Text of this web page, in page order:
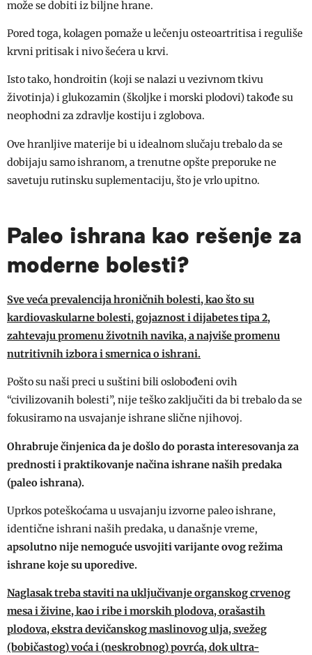
može se dobiti iz biljne hrane.
Pored toga, kolagen pomaže u lečenju osteoartritisa i reguliše
krvni pritisak i nivo šećera u krvi.
Isto tako, hondroitin (koji se nalazi u vezivnom tkivu
životinja) i glukozamin (školjke i morski plodovi) takođe su
neophodni za zdravlje kostiju i zglobova.
Ove hranljive materije bi u idealnom slučaju trebalo da se
dobijaju samo ishranom, a trenutne opšte preporuke ne
savetuju rutinsku suplementaciju, što je vrlo upitno.
Paleo ishrana kao rešenje za
moderne bolesti?
Sve veća prevalencija hroničnih bolesti, kao što su
kardiovaskularne bolesti, gojaznost i dijabetes tipa 2,
zahtevaju promenu životnih navika, a najviše promenu
nutritivnih izbora i smernica o ishrani.
Pošto su naši preci u suštini bili oslobođeni ovih
“civilizovanih bolesti”, nije teško zaključiti da bi trebalo da se
fokusiramo na usvajanje ishrane slične njihovoj.
Ohrabruje činjenica da je došlo do porasta interesovanja za
prednosti i praktikovanje načina ishrane naših predaka
(paleo ishrana).
Uprkos poteškoćama u usvajanju izvorne paleo ishrane,
identične ishrani naših predaka, u današnje vreme,
apsolutno nije nemoguće usvojiti varijante ovog režima
ishrane koje su uporedive.
Naglasak treba staviti na uključivanje organskog crvenog
mesa i živine, kao i ribe i morskih plodova, orašastih
plodova, ekstra devičanskog maslinovog ulja, svežeg
(bobičastog) voća i (neskrobnog) povrća, dok ultra-